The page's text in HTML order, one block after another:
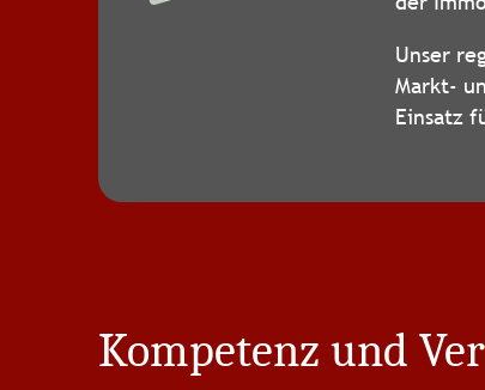
Unser
Markt-
Einsatz
Kompetenz und